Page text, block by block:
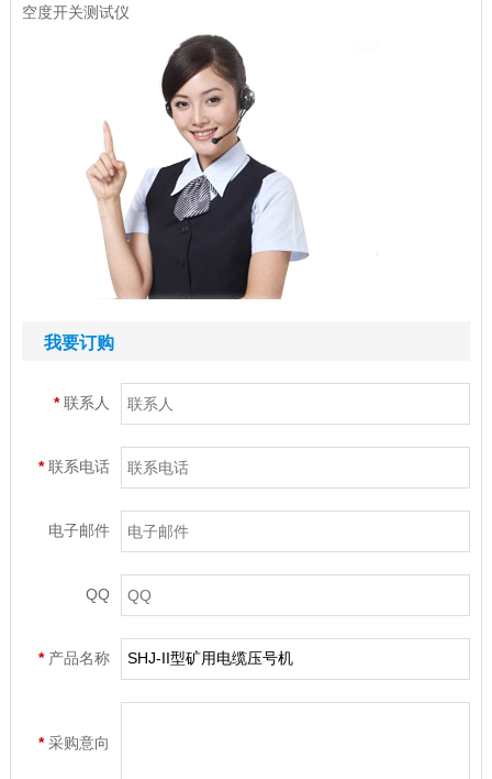
空度开关测试仪
我要订购
*联系人
*联系电话
电子邮件
QQ
* 产品名称
*采购意向